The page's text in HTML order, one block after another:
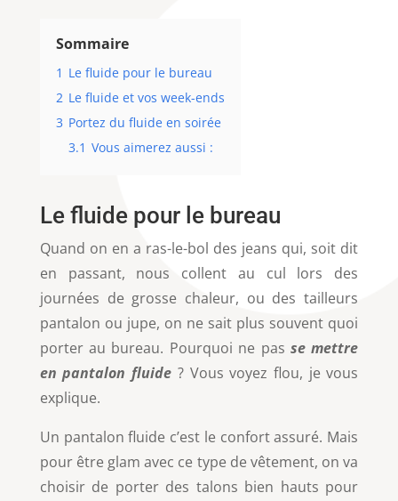
Sommaire
1 Le fluide pour le bureau
2 Le fluide et vos week-ends
3 Portez du fluide en soirée
3.1 Vous aimerez aussi :
Le fluide pour le bureau
Quand on en a ras-le-bol des jeans qui, soit dit
en passant, nous collent au cul lors des
journées de grosse chaleur, ou des tailleurs
pantalon ou jupe, on ne sait plus souvent quoi
porter au bureau. Pourquoi ne pas se mettre
en pantalon fluide ? Vous voyez flou, je vous
explique.
Un pantalon fluide c’est le confort assuré. Mais
pour être glam avec ce type de vêtement, on va
choisir de porter des talons bien hauts pour